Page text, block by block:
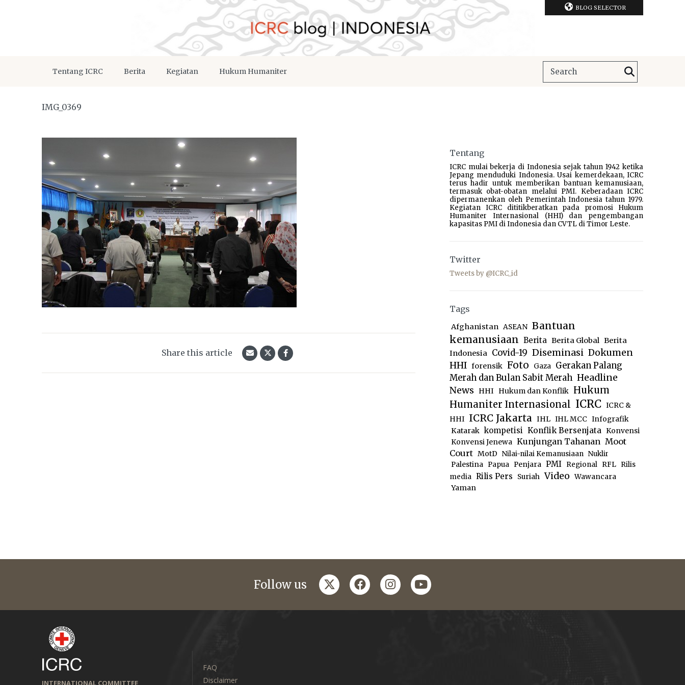
BLOG SELECTOR
Tentang ICRC Berita Kegiatan Hukum Humaniter
IMG_0369
Share this article
Tentang
ICRC mulai bekerja di Indonesia sejak tahun 1942 ketika
Jepang menduduki Indonesia. Usai kemerdekaan, ICRC
terus hadir untuk memberikan bantuan kemanusiaan,
termasuk obat-obatan melalui PMI. Keberadaan ICRC
dipermanenkan oleh Pemerintah Indonesia tahun 1979.
Kegiatan ICRC dititikberatkan pada promosi Hukum
Humaniter Internasional (HHI) dan pengembangan
kapasitas PMI di Indonesia dan CVTL di Timor Leste.
Twitter
Tweets by @ICRC_id
Tags
Afghanistan ASEAN Bantuan
kemanusiaan Berita Berita Global Berita
Indonesia Covid-19 Diseminasi Dokumen
HHI forensik Foto Gaza Gerakan Palang
Merah dan Bulan Sabit Merah Headline
News
HHI Hukum dan Konflik Hukum
Humaniter Internasional ICRC ICRC &
HHI ICRC Jakarta IHL IHL MCC Infografik
Katarak kompetisi Konflik Bersenjata Konvensi
Konvensi Jenewa Kunjungan Tahanan Moot
Court MotD Nilai-nilai Kemanusiaan Nuklir
Palestina
Papua Penjara PMI Regional RFL
Rilis
media Rilis Pers Suriah Video Wawancara
Yaman
Follow us twitterfacebookinstagram
youtube
INTERNATIONAL COMMITTEE
FAQ
Disclaimer